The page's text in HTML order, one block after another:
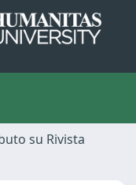
su Rivista